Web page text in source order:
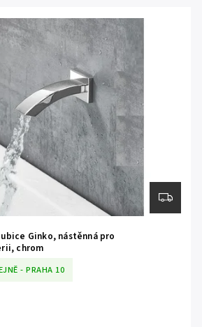
Ginko, nástěnná pro
chrom
- PRAHA 10